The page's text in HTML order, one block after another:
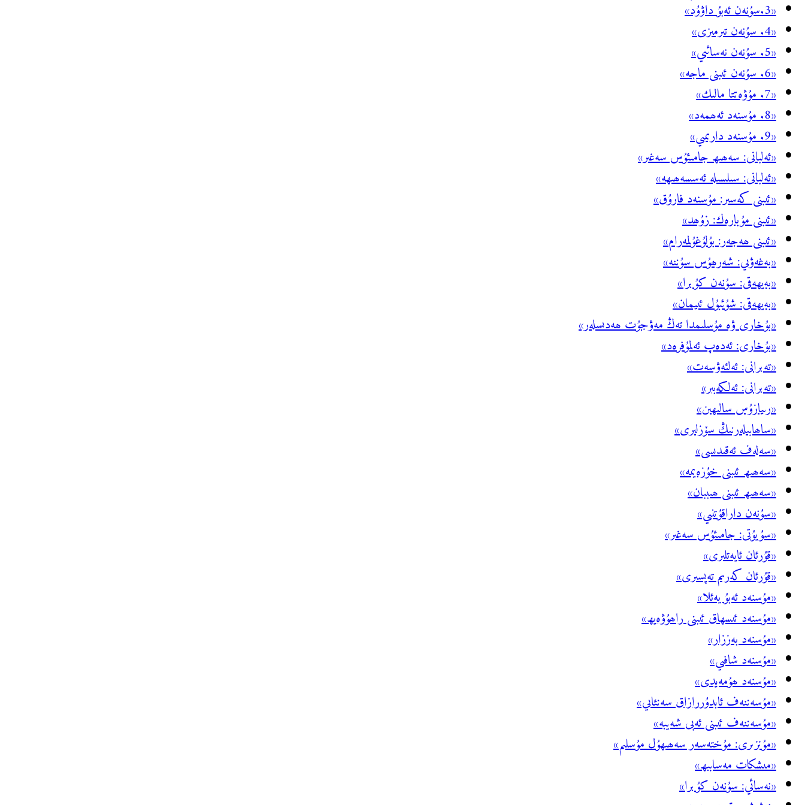
«3.سۇنەن ئەبۇ داۋۇد»
«4. سۇنەن تىرمىزى»
«5. سۇنەن نەسائىي»
«6. سۇنەن ئىبنى ماجە»
«7. مۇۋەتتا مالىك»
«8. مۇسنەد ئەھمەد»
«9. مۇسنەد دارىمىي»
«ئەلبانى: سەھىھ جامىئۇس سەغىر»
«ئەلبانى: سىلسىلە ئەسسەھىھە»
«ئىبنى كەسىر: مۇسنەد فارۇق»
«ئىبنى مۇبارەك: زۇھد»
«ئىبنى ھەجەر: بۇلۇغۇلمەرام»
«بەغەۋىي: شەرھۇس سۇننە»
«بەيھەقى: سۇنەن كۇبرا»
«بەيھەقى: شۇئبۇل ئىيمان»
«بۇخارى ۋە مۇسلىمدا تەڭ مەۋجۇت ھەدىسلەر»
«بۇخارى: ئەدەپ ئەلمۇفرەد»
«تەبرانى: ئەلئەۋسەت»
«تەبرانى: ئەلكەبىر»
«رىيازۇس سالىھىن»
«ساھابىلەرنىڭ سۆزلىرى»
«سەلەف ئەقىدىسى»
«سەھىھ ئىبنى خۇزەيمە»
«سەھىھ ئىبنى ھىببان»
«سۇنەن داراقۇتنىي»
«سۇيۇتى: جامىئۇس سەغىر»
«قۇرئان ئايەتلىرى»
«قۇرئان كەرىم تەپسىرى»
«مۇسنەد ئەبۇ يەئلا»
«مۇسنەد ئىسھاق ئىبنى راھۇۋەيھ»
«مۇسنەد بەززار»
«مۇسنەد شافىي»
«مۇسنەد ھۇمەيدى»
«مۇسەننەف ئابدۇررازاق سەنئاىي»
«مۇسەننەف ئىبنى ئەبى شەيبە»
«مۇنزىرى: مۇختەسەر سەھىھۇل مۇسلىم»
«مىشكات مەسابىھ»
«نەسائي: سۇنەن كۇبرا»